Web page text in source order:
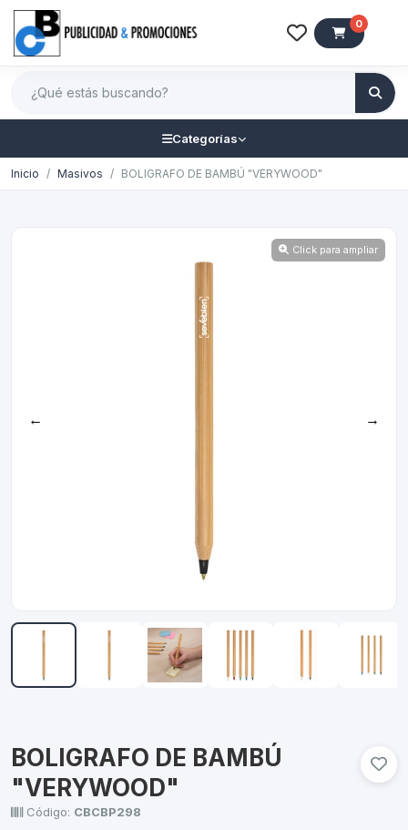
0
Categorías
Inicio Masivos BOLIGRAFO DE BAMBÚ "VERYWOOD"
Click para ampliar
← →
BOLIGRAFO DE BAMBÚ
"VERYWOOD"
Código: CBCBP298